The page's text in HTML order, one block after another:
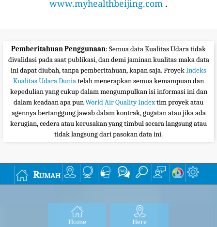
www.myhealthbeijing.com .
Pemberitahuan Penggunaan: Semua data Kualitas Udara tidak
divalidasi pada saat publikasi, dan demi jaminan kualitas maka data
ini dapat diubah, tanpa pemberitahuan, kapan saja. ProyekIndeks
Kualitas Udara Duniatelah menerapkan semua kemampuan dan
kepedulian yang cukup dalam mengumpulkan isi informasi ini dan
dalam keadaan apa punWorld Air Quality Indextim proyek atau
agennya bertanggung jawab dalam kontrak, gugatan atau jika ada
kerugian, cedera atau kerusakan yang timbul secara langsung atau
tidak langsung dari pasokan data ini.
Rumah
Home Here